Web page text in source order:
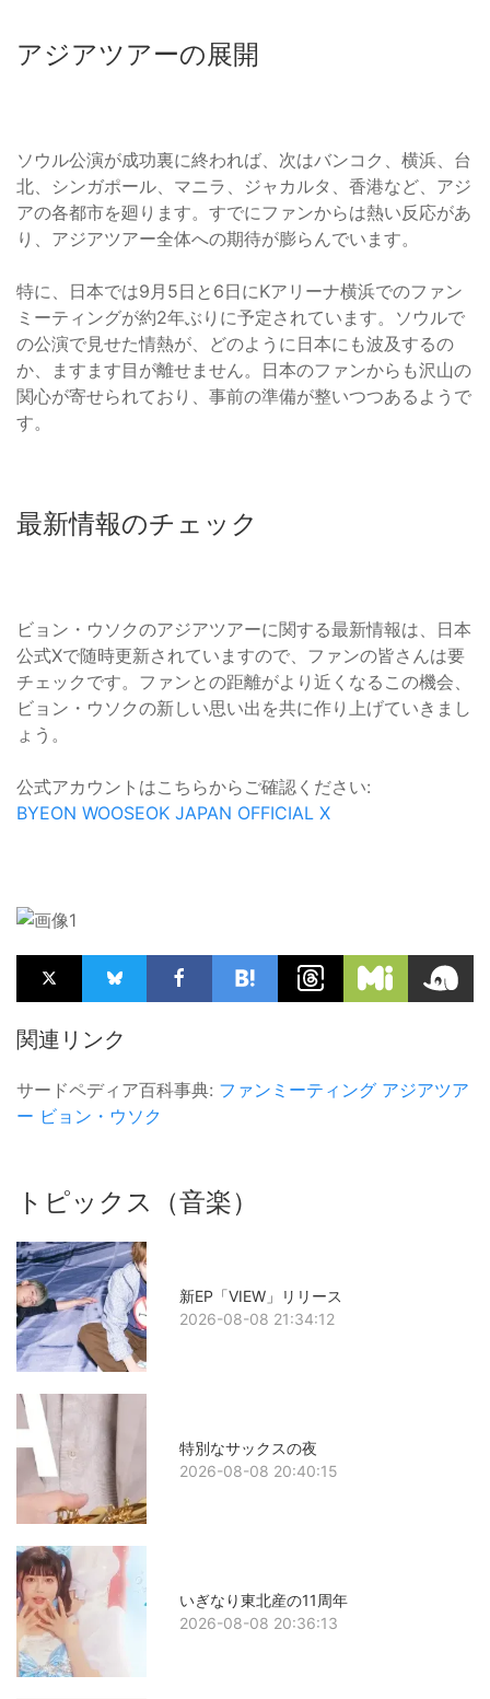
アジアツアーの展開
ソウル公演が成功裏に終われば、次はバンコク、横浜、台
北、シンガポール、マニラ、ジャカルタ、香港など、アジ
アの各都市を廻ります。すでにファンからは熱い反応があ
り、アジアツアー全体への期待が膨らんでいます。
特に、日本では9月5日と6日にKアリーナ横浜でのファン
ミーティングが約2年ぶりに予定されています。ソウルで
の公演で見せた情熱が、どのように日本にも波及するの
か、ますます目が離せません。日本のファンからも沢山の
関心が寄せられており、事前の準備が整いつつあるようで
す。
最新情報のチェック
ビョン・ウソクのアジアツアーに関する最新情報は、日本
公式Xで随時更新されていますので、ファンの皆さんは要
チェックです。ファンとの距離がより近くなるこの機会、
ビョン・ウソクの新しい思い出を共に作り上げていきまし
ょう。
公式アカウントはこちらからご確認ください:
BYEON WOOSEOK JAPAN OFFICIAL X
関連リンク
サードペディア百科事典: ファンミーティング アジアツア
ー ビョン・ウソク
トピックス（音楽）
新EP「VIEW」リリース
2026-08-08 21:34:12
特別なサックスの夜
2026-08-08 20:40:15
いぎなり東北産の11周年
2026-08-08 20:36:13